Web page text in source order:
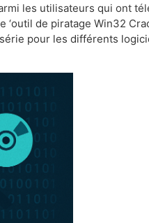
les utilisateurs qui ont
de piratage Win32
pour les différents